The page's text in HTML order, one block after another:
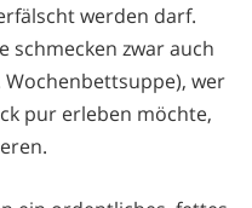
werden darf.
schmecken zwar auch
Wochenbettsuppe), wer
pur erleben möchte,